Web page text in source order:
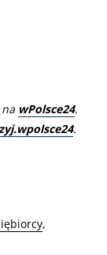
wPolsce24.
.